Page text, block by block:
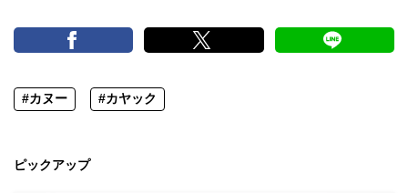
#カヌー #カヤック
ピックアップ